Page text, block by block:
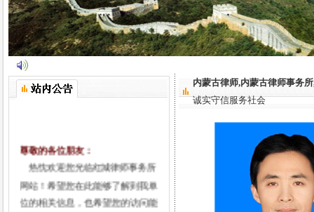
尊敬的各位朋友：
热忱欢迎您光临红城律师事务所
网站！希望您在此能够了解到我单
位的相关信息，也希望您的访问能
内蒙古律师,内蒙古律师事务
诚实守信服务社会